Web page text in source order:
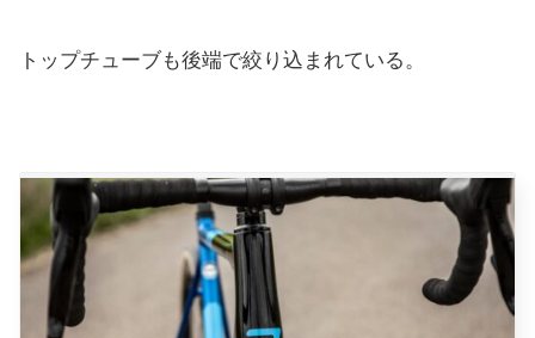
トップチューブも後端で絞り込まれている。